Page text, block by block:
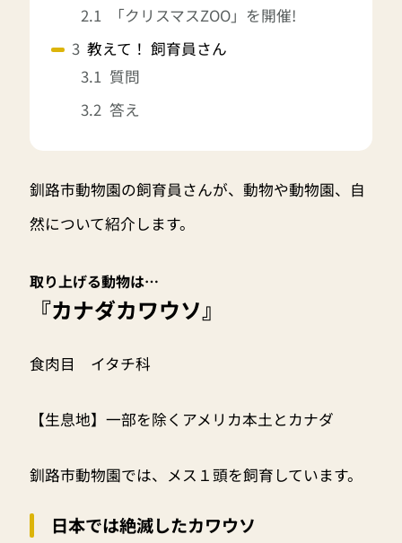
「クリスマスZOO」を開催!
教えて！ 飼育員さん
質問
答え
釧路市動物園の飼育員さんが、動物や動物園、自
然について紹介します。
取り上げる動物は…
『カナダカワウソ』
食肉目 イタチ科
【生息地】一部を除くアメリカ本土とカナダ
釧路市動物園では、メス１頭を飼育しています。
日本では絶滅したカワウソ